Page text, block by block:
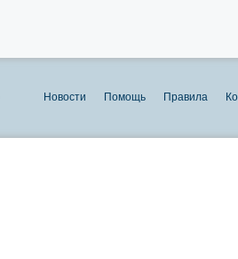
Новости Помощь Правила